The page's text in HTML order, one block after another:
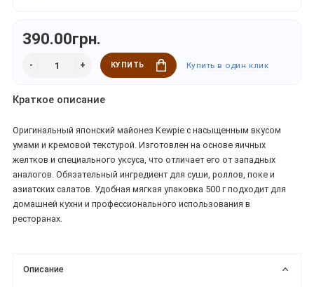
390.00грн.
КУПИТЬ Купить в один клик
Краткое описание
Оригинальный японский майонез Kewpie с насыщенным вкусом
умами и кремовой текстурой. Изготовлен на основе яичных
желтков и специального уксуса, что отличает его от западных
аналогов. Обязательный ингредиент для суши, роллов, поке и
азиатских салатов. Удобная мягкая упаковка 500 г подходит для
домашней кухни и профессионального использования в
ресторанах.
Описание